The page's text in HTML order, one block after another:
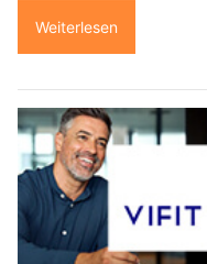
Weiterlesen